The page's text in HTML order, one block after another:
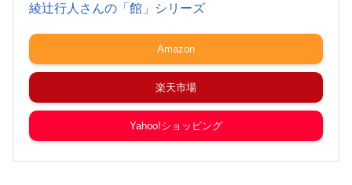
綾辻行人さんの「館」シリーズ
Amazon
楽天市場
Yahoo!ショッピング